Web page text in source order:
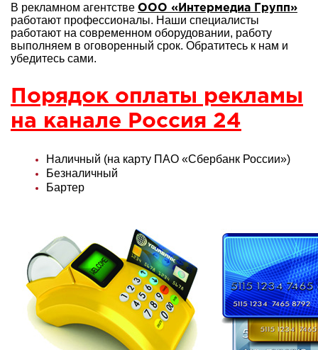
В рекламном агентстве ООО «Интермедиа Групп»
работают профессионалы. Наши специалисты
работают на современном оборудовании, работу
выполняем в оговоренный срок. Обратитесь к нам и
убедитесь сами.
Порядок оплаты рекламы
на канале Россия 24
Наличный (на карту ПАО «Сбербанк России»)
Безналичный
Бартер